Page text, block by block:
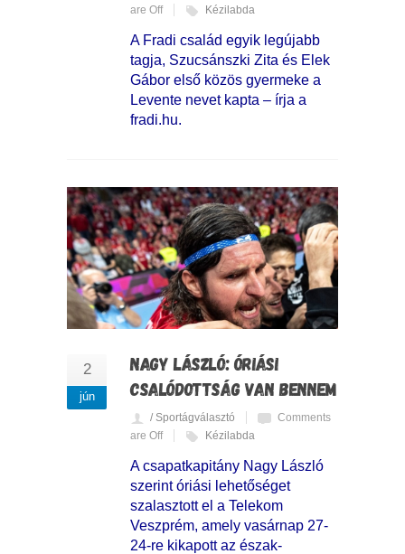
are Off
Kézilabda
A Fradi család egyik legújabb
tagja, Szucsánszki Zita és Elek
Gábor első közös gyermeke a
Levente nevet kapta – írja a
fradi.hu.
2
jún
NAGY LÁSZLÓ: ÓRIÁSI
CSALÓDOTTSÁG VAN BENNEM
/ Sportágválasztó
Comments
are Off
Kézilabda
A csapatkapitány Nagy László
szerint óriási lehetőséget
szalasztott el a Telekom
Veszprém, amely vasárnap 27-
24-re kikapott az észak-